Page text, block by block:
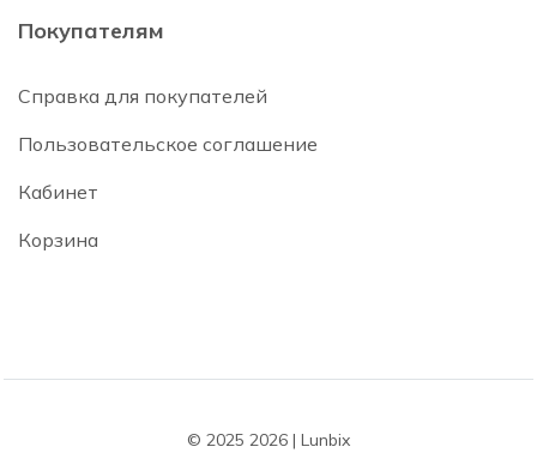
Покупателям
Справка для покупателей
Пользовательское соглашение
Кабинет
Корзина
© 2025 2026 | Lunbix